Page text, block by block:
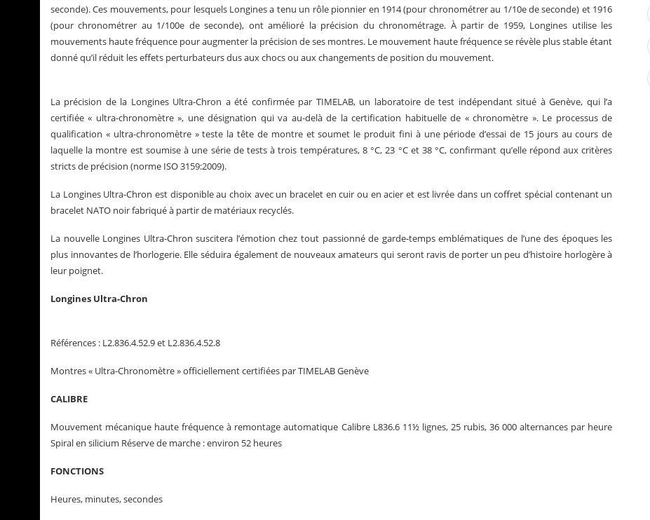
seconde). Ces mouvements, pour lesquels Longines a tenu un rôle pionnier en 1914 (pour chronométrer au 1/10e de seconde) et 1916
(pour chronométrer au 1/100e de seconde), ont amélioré la précision du chronométrage. À partir de 1959, Longines utilise les
mouvements haute fréquence pour augmenter la précision de ses montres. Le mouvement haute fréquence se révèle plus stable étant
donné qu’il réduit les effets perturbateurs dus aux chocs ou aux changements de position du mouvement.
La précision de la Longines Ultra-Chron a été confirmée par TIMELAB, un laboratoire de test indépendant situé à Genève, qui l’a
certifiée « ultra-chronomètre », une désignation qui va au-delà de la certification habituelle de « chronomètre ». Le processus de
qualification « ultra-chronomètre » teste la tête de montre et soumet le produit fini à une période d’essai de 15 jours au cours de
laquelle la montre est soumise à une série de tests à trois températures, 8 °C, 23 °C et 38 °C, confirmant qu’elle répond aux critères
stricts de précision (norme ISO 3159:2009).
La Longines Ultra-Chron est disponible au choix avec un bracelet en cuir ou en acier et est livrée dans un coffret spécial contenant un
bracelet NATO noir fabriqué à partir de matériaux recyclés.
La nouvelle Longines Ultra-Chron suscitera l’émotion chez tout passionné de garde-temps emblématiques de l’une des époques les
plus innovantes de l’horlogerie. Elle séduira également de nouveaux amateurs qui seront ravis de porter un peu d’histoire horlogère à
leur poignet.
Longines Ultra-Chron
Références : L2.836.4.52.9 et L2.836.4.52.8
Montres « Ultra-Chronomètre » officiellement certifiées par TIMELAB Genève
CALIBRE
Mouvement mécanique haute fréquence à remontage automatique Calibre L836.6 11½ lignes, 25 rubis, 36 000 alternances par heure
Spiral en silicium Réserve de marche : environ 52 heures
FONCTIONS
Heures, minutes, secondes